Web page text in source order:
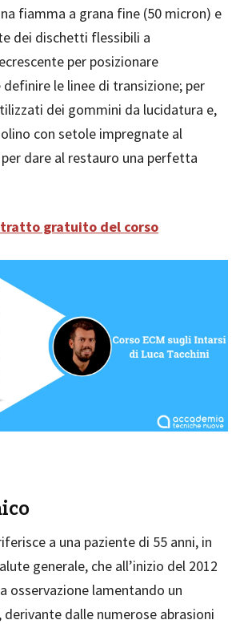
fiamma a grana fine (50 micron) e
dei dischetti flessibili a
per posizionare
le linee di transizione; per
dei gommini da lucidatura e,
con setole impregnate al
dare al restauro una perfetta
gratuito del corso
a una paziente di 55 anni, in
generale, che all’inizio del 2012
osservazione lamentando un
dalle numerose abrasioni